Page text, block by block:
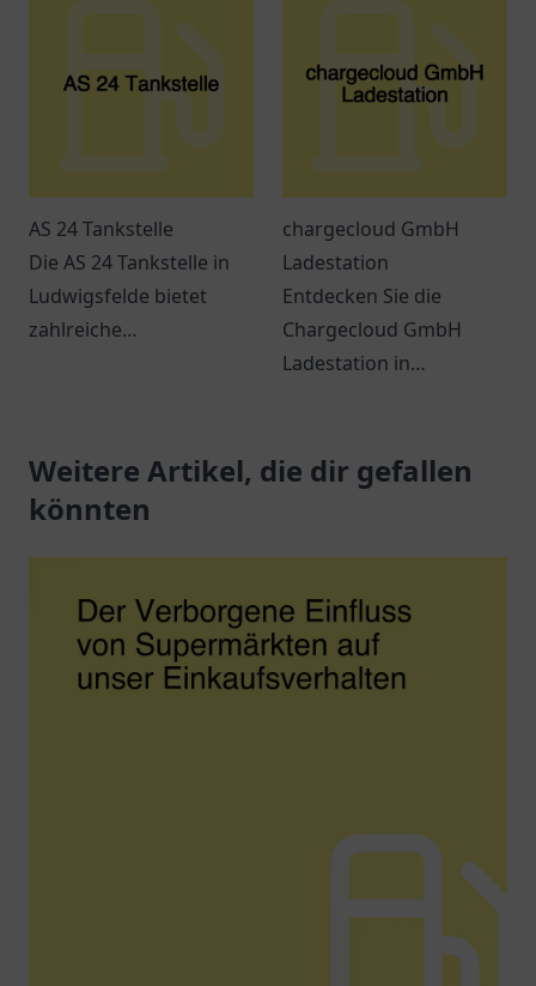
AS 24 Tankstelle
Die AS 24 Tankstelle in
Ludwigsfelde bietet
zahlreiche
Reisende.
chargecloud GmbH
Ladestation
Entdecken Sie die
Chargecloud GmbH
Ladestation in
zum Laden von
Elektroautos.
Weitere Artikel, die dir gefallen
könnten